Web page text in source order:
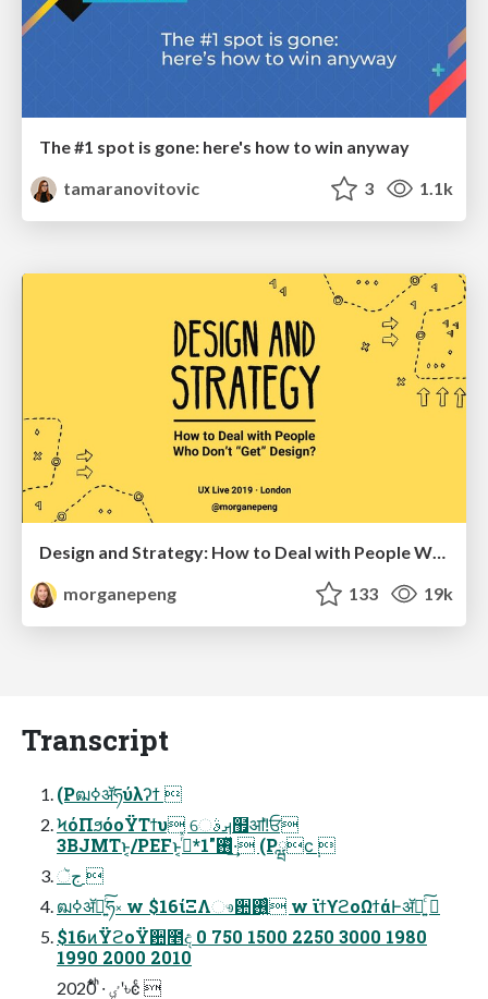
The #1 spot is gone: here's how to win anyway
tamaranovitovic
3 1.1k
Design and Strategy: How to Deal with People Who Don’t "Get" Design
morganepeng
133 19k
Transcript
(Pฒߦॲཧύλʔϯ 
ϞόΠϧόοΫΤϯυ େࡕࣄ຿ॴ!̍ਓ
3BJMTͱ͔/PEFͱ͔࢖ͬͯ"1*࡞ͬͯ·͢ (Pྺϲ݄ 
جૅ 
ฒߦॲཧ͍ͨ͠ཧ༝ w $16ίΞΛෳ਺࢖͍͍ͨ w ϊϯϒϩοΩϯάͰॲཧ͍ͨ͠ 
$16ͷΫϩοΫ਺೥ද 0 750 1500 2250 3000 1980
1990 2000 2010
2020 ͋ͨ·͏ͪ ٸܹʹ৳ͼͨ 